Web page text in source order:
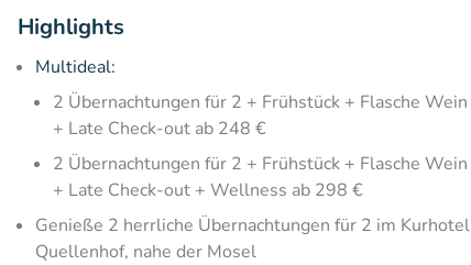
Highlights
Multideal:
2 Übernachtungen für 2 + Frühstück + Flasche Wein
+ Late Check-out ab 248 €
2 Übernachtungen für 2 + Frühstück + Flasche Wein
+ Late Check-out + Wellness ab 298 €
Genieße 2 herrliche Übernachtungen für 2 im Kurhotel
Quellenhof, nahe der Mosel